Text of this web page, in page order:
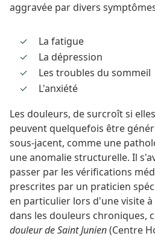
aggravée par divers
La fatigue
La dépression
Les troubles du sommeil
L'anxiété
Les douleurs, de surcroît si
peuvent quelquefois être
sous-jacent, comme une
une anomalie structurelle. Il
passer par les vérifications
prescrites par un praticien
en particulier lors d'une visite
dans les douleurs chroniques,
douleur de Saint Junien(Centre